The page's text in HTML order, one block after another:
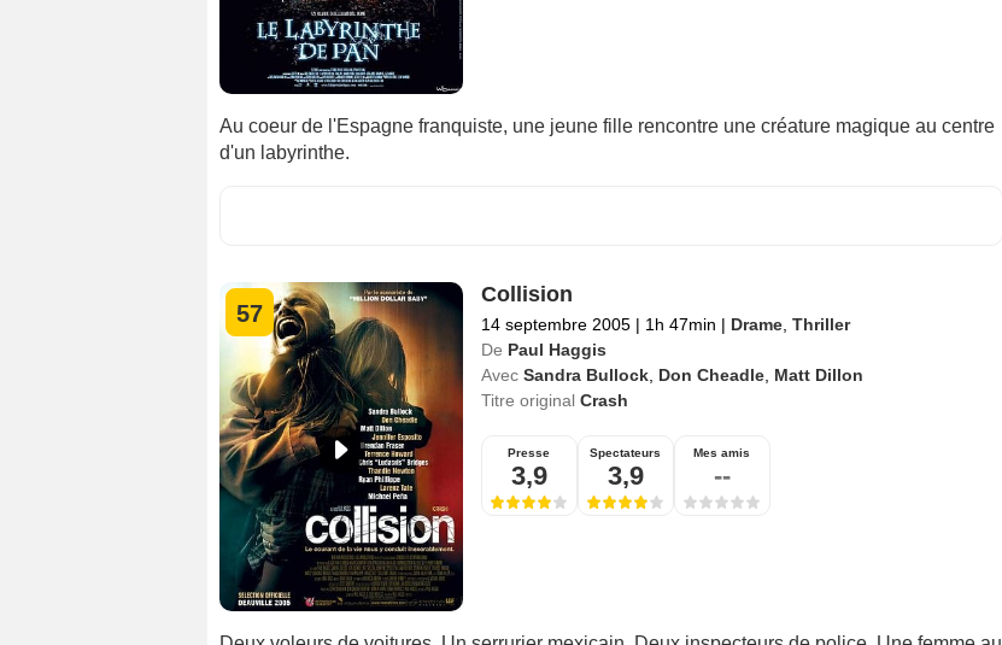
Au coeur de l'Espagne franquiste, une jeune fille rencontre une créature magique au centre
d'un labyrinthe.
57
Collision
14 septembre 2005 | 1h 47min | Drame, Thriller
De Paul Haggis
Avec Sandra Bullock, Don Cheadle, Matt Dillon
Titre original Crash
Presse
3,9
Spectateurs
3,9
Mes amis
--